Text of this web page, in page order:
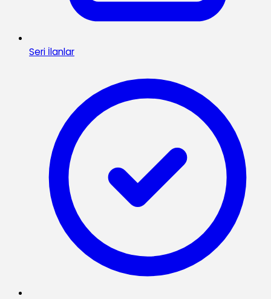
Seri İlanlar